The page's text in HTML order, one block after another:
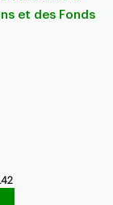
et des Fonds